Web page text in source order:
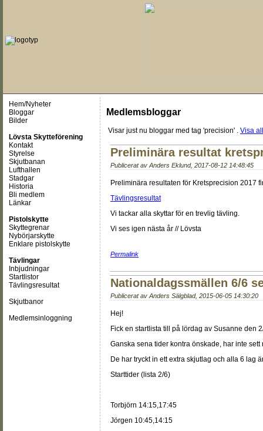
Hem/Nyheter
Bloggar
Bilder
Lövsta Skytteförening
Kontakt
Styrelse
Skjutbanan
Lufthallen
Stadgar
Historia
Bli medlem
Länkar
Pistolskytte
Skyttegrenar
Nybörjarskytte
Enklare pistolskytte
Tävlingar
Inbjudningar
Startlistor
Tävlingsresultat
Skjutbanor
Medlemsinloggning
Medlemsbloggar
Visar just nu bloggar med tag 'precision' . Visa
Preliminära resultat
Publicerat av Anders Eklund, 2017-08-12 14:48:45
Preliminära resultaten för Kretsprecision 2017
Tävlingsresultat
Vi tackar alla skyttar för en trevlig tävling.
Vi ses igen nästa år // Lövsta
Permalink
Nationaldagssmällen 6/6
Publicerat av Anders Sälgblad, 2015-06-05 14:30:20
Hej!
Fick en startlista till på lördag av Susanne den
Ganska sena tider kontra önskade, har inte
De har tryckt in ett extra skjutlag och alla 6 lag
Starttider (lista 2/6)
Torbjörn 14:15,17:45
Jörgen 10:45,14:15